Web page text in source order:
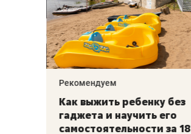
–
Рекомендуем
Как выжить ребенку без
гаджета и научить его
самостоятельности за 18